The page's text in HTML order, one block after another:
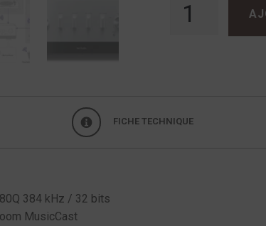
FICHE TECHNIQUE
384 kHz / 32 bits
MusicCast